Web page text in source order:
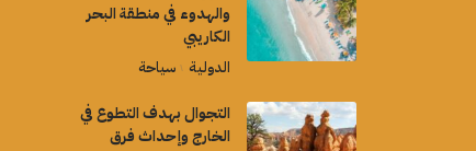
والهدوء في منطقة البحر
الكاريبي
الدولية سياحة
التجوال بهدف التطوع في
الخارج وإحداث فرق